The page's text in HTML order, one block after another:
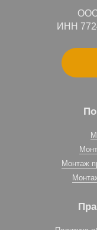
ООО
ИНН
Монтаж